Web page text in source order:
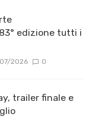
edizione tutti i
2026 0
trailer finale e